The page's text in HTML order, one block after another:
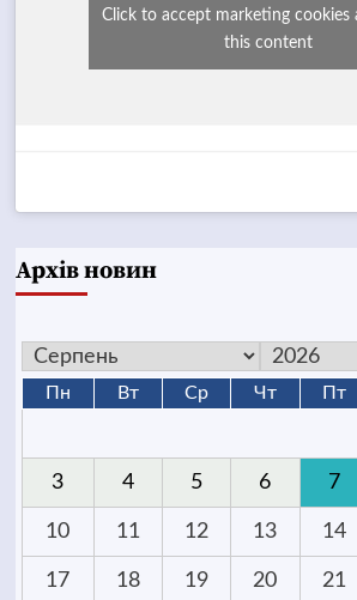
Click to accept marketing cookies
this content
Архів новин
Пн Вт Ср Чт Пт
3 4 5 6 7
10 11 12 13 14
17 18 19 20 21